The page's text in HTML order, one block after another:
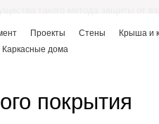
Проекты Стены
Крыша и
Каркасные дома
покрытия